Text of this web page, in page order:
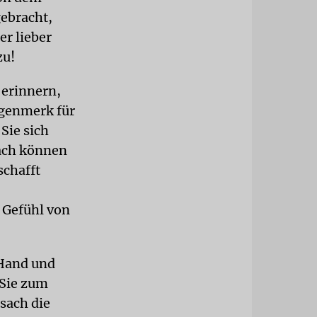
lieber
erinnern,
für
sich
können
von
und
zum
die